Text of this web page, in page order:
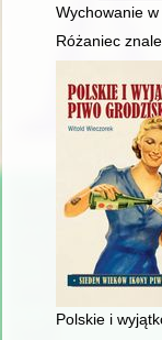
Wychowanie
Różaniec
Polskie i